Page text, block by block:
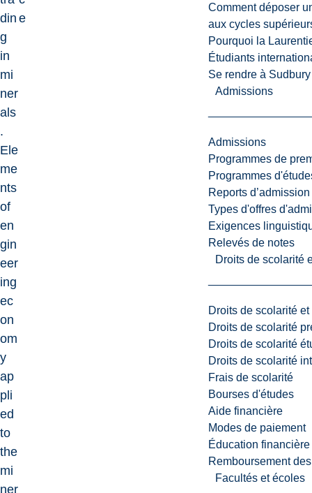
Comment déposer
aux cycles
Pourquoi la
Étudiants
Se rendre à Sudbury
Admissions
Admissions
Programmes de
Programmes
Reports d’admission
Types d'offres
Exigences
Relevés de notes
Droits de scolarité
Droits de scolarité
Droits de scolarité
Droits de scolarité
Droits de scolarité
Frais de scolarité
Bourses d'études
Aide financière
Modes de paiement
Éducation financière
Remboursement
Facultés et écoles
din
g
in
mi
ner
als
.
Ele
me
nts
of
en
gin
eer
ing
ec
on
om
y
ap
pli
ed
to
the
mi
ner
e